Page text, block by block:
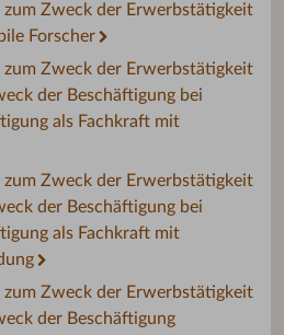
Zweck der Erwerbstätigkeit
Forscher
Zweck der Erwerbstätigkeit
der Beschäftigung bei
als Fachkraft mit
Zweck der Erwerbstätigkeit
der Beschäftigung bei
als Fachkraft mit
Zweck der Erwerbstätigkeit
der Beschäftigung